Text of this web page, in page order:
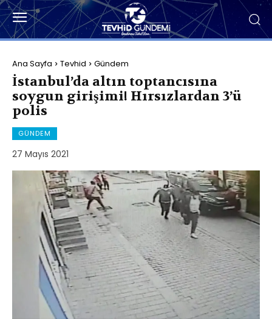
Ana Sayfa Tevhid Gündem
İstanbul’da altın toptancısına
soygun girişimi! Hırsızlardan 3’ü
polis
GÜNDEM
27 Mayıs 2021